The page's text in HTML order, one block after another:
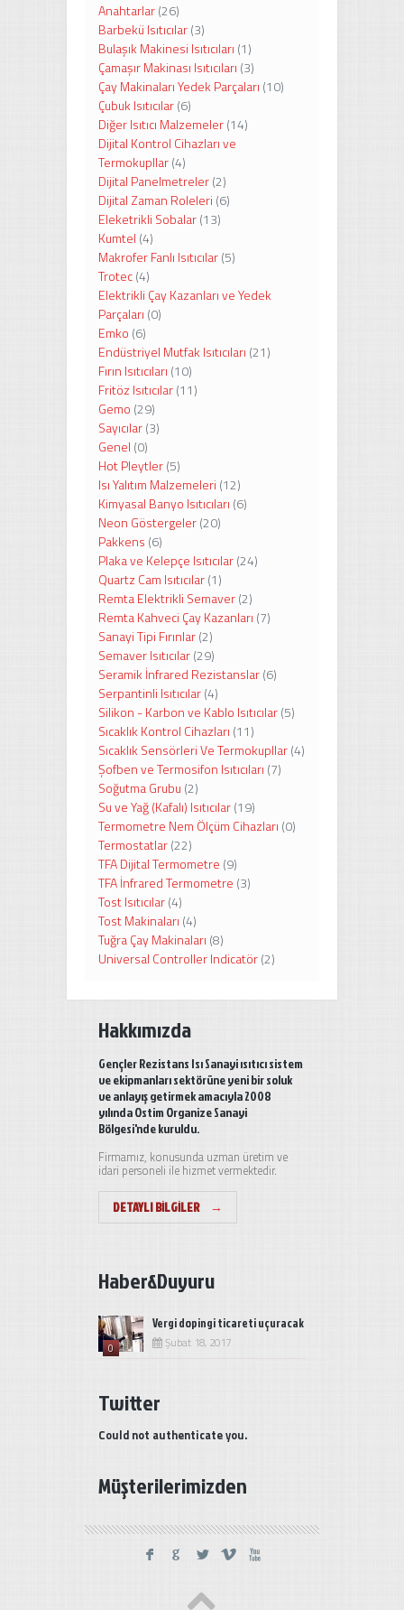
Anahtarlar(26)
Barbekü Isıtıcılar(3)
Bulaşık Makinesi Isıtıcıları (1)
Çamaşır Makinası Isıtıcıları (3)
Çay Makinaları Yedek Parçaları (10)
Çubuk Isıtıcılar(6)
Diğer Isıtıcı Malzemeler(14)
Dijital Kontrol Cihazları ve
Termokupllar(4)
Dijital Panelmetreler(2)
Dijital Zaman Roleleri (6)
Eleketrikli Sobalar(13)
Kumtel (4)
Makrofer Fanlı Isıtıcılar(5)
Trotec(4)
Elektrikli Çay Kazanları ve Yedek
Parçaları (0)
Emko (6)
Endüstriyel Mutfak Isıtıcıları (21)
Fırın Isıtıcıları (10)
Fritöz Isıtıcılar(11)
Gemo (29)
Sayıcılar(3)
Genel (0)
Hot Pleytler(5)
Isı Yalıtım Malzemeleri (12)
Kimyasal Banyo Isıtıcıları (6)
Neon Göstergeler(20)
Pakkens (6)
Plaka ve Kelepçe Isıtıcılar(24)
Quartz Cam Isıtıcılar(1)
Remta Elektrikli Semaver(2)
Remta Kahveci Çay Kazanları (7)
Sanayi Tipi Fırınlar(2)
Semaver Isıtıcılar(29)
Seramik İnfrared Rezistanslar(6)
Serpantinli Isıtıcılar(4)
Silikon - Karbon ve Kablo Isıtıcılar(5)
Sıcaklık Kontrol Cihazları (11)
Sıcaklık Sensörleri Ve Termokupllar(4)
Şofben ve Termosifon Isıtıcıları (7)
Soğutma Grubu (2)
Su ve Yağ (Kafalı) Isıtıcılar(19)
Termometre Nem Ölçüm Cihazları (0)
Termostatlar(22)
TFA Dijital Termometre (9)
TFA İnfrared Termometre (3)
Tost Isıtıcılar(4)
Tost Makinaları (4)
Tuğra Çay Makinaları (8)
Universal Controller Indicatör(2)
Hakkımızda
Gençler Rezistans Isı Sanayi ısıtıcı sistem
ve ekipmanları sektörüne yeni bir soluk
ve anlayış getirmek amacıyla 2008
yılında Ostim Organize Sanayi
Bölgesi'nde kuruldu.
Firmamız, konusunda uzman üretim ve
idari personeli ile hizmet vermektedir.
DETAYLI BILGILER →
Haber&Duyuru
0
Vergi dopingi ticareti uçuracak
Şubat 18, 2017
Twitter
Could not authenticate you.
Müşterilerimizden
F G L V X